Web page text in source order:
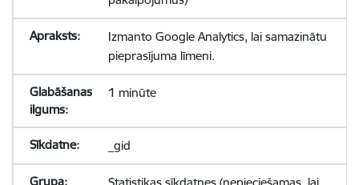
Izmanto Google Analytics, lai samazinātu
pieprasījuma līmeni.
1 minūte
_gid